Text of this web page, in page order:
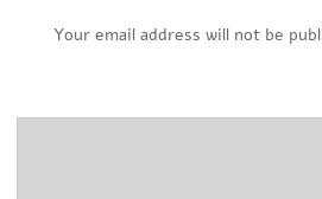
Your email address will not be